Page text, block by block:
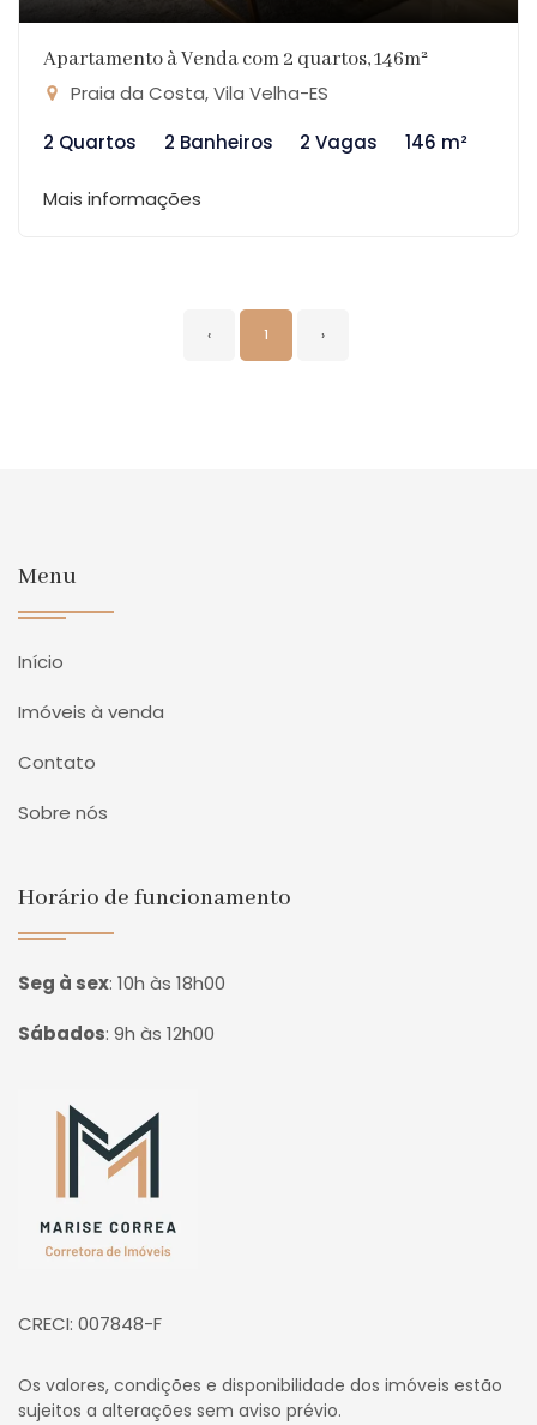
Apartamento à Venda com 2 quartos, 146m²
Praia da Costa, Vila Velha-ES
2 Quartos
2 Banheiros 2 Vagas 146 m²
Mais informações
‹ 1 ›
Menu
Início
Imóveis à venda
Contato
Sobre nós
Horário de funcionamento
Seg à sex: 10h às 18h00
Sábados: 9h às 12h00
Página inicial
CRECI: 007848-F
Os valores, condições e disponibilidade dos imóveis estão
sujeitos a alterações sem aviso prévio.